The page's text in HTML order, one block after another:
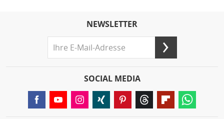
NEWSLETTER
SOCIAL MEDIA